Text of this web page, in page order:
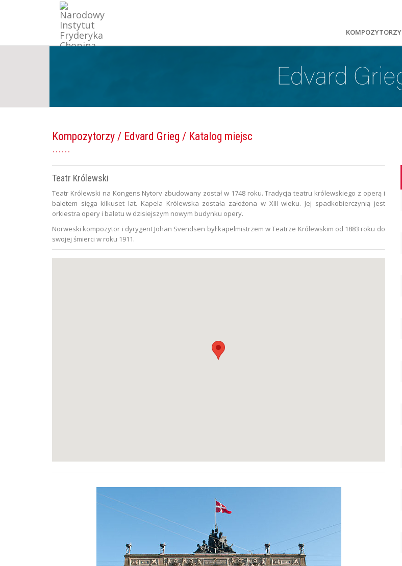
KOMPOZYTORZY
Kompozytorzy / Edvard Grieg / Katalog miejsc
Teatr Królewski
Teatr Królewski na Kongens Nytorv zbudowany został w 1748 roku. Tradycja teatru królewskiego z operą i
baletem sięga kilkuset lat. Kapela Królewska została założona w XIII wieku. Jej spadkobierczynią jest
orkiestra opery i baletu w dzisiejszym nowym budynku opery.
Norweski kompozytor i dyrygent Johan Svendsen był kapelmistrzem w Teatrze Królewskim od 1883 roku do
swojej śmierci w roku 1911.